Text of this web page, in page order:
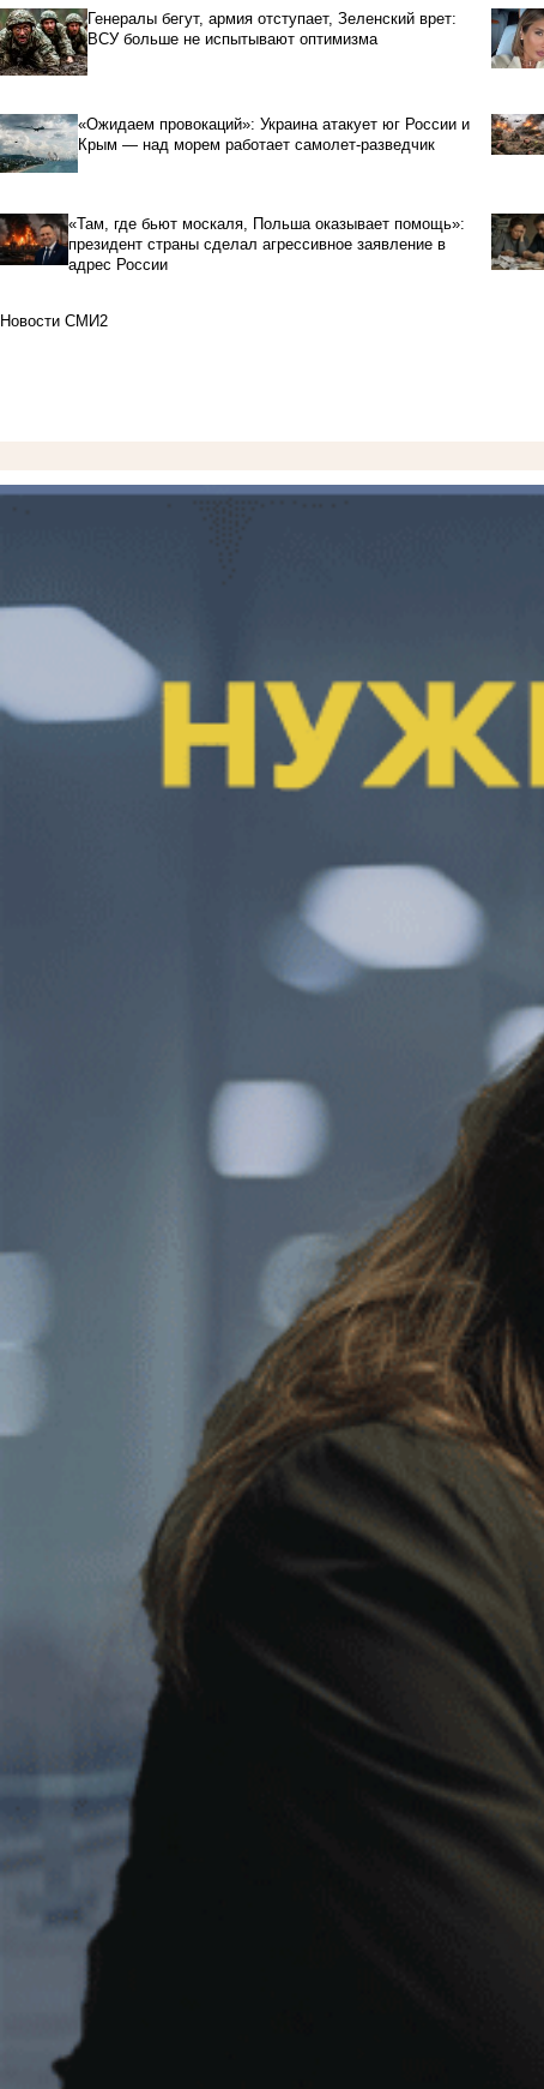
Генералы бегут, армия отступает, Зеленский врет:
ВСУ больше не испытывают оптимизма
«Ожидаем провокаций»: Украина атакует юг России и
Крым — над морем работает самолет-разведчик
«Там, где бьют москаля, Польша оказывает помощь»:
президент страны сделал агрессивное заявление в
адрес России
Новости СМИ2